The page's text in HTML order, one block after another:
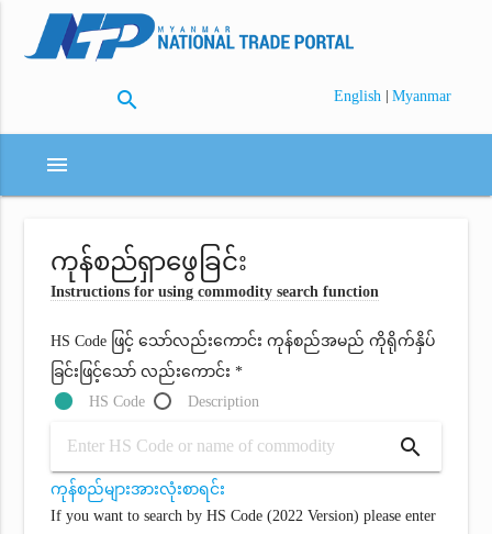
search English | Myanmar
menu
ကုန်စည်ရှာဖွေခြင်း
Instructions for using commodity search function
HS Code ဖြင့် သော်လည်းကောင်း ကုန်စည်အမည် ကိုရိုက်နှိပ်
ခြင်းဖြင့်သော် လည်းကောင်း *
HS Code
Description
search
ကုန်စည်များအားလုံးစာရင်း
If you want to search by HS Code (2022 Version) please enter